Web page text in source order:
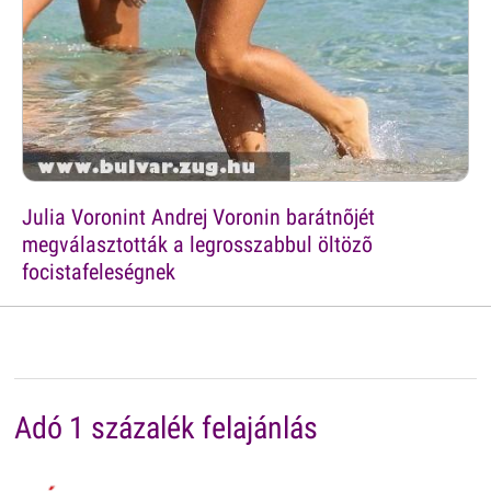
Julia Voronint Andrej Voronin barátnõjét
megválasztották a legrosszabbul öltözõ
focistafeleségnek
Adó 1 százalék felajánlás